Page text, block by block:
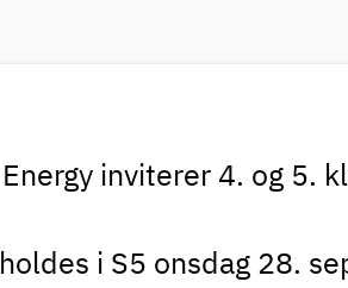
Energy inviterer 4. og 5.
i S5 onsdag 28.